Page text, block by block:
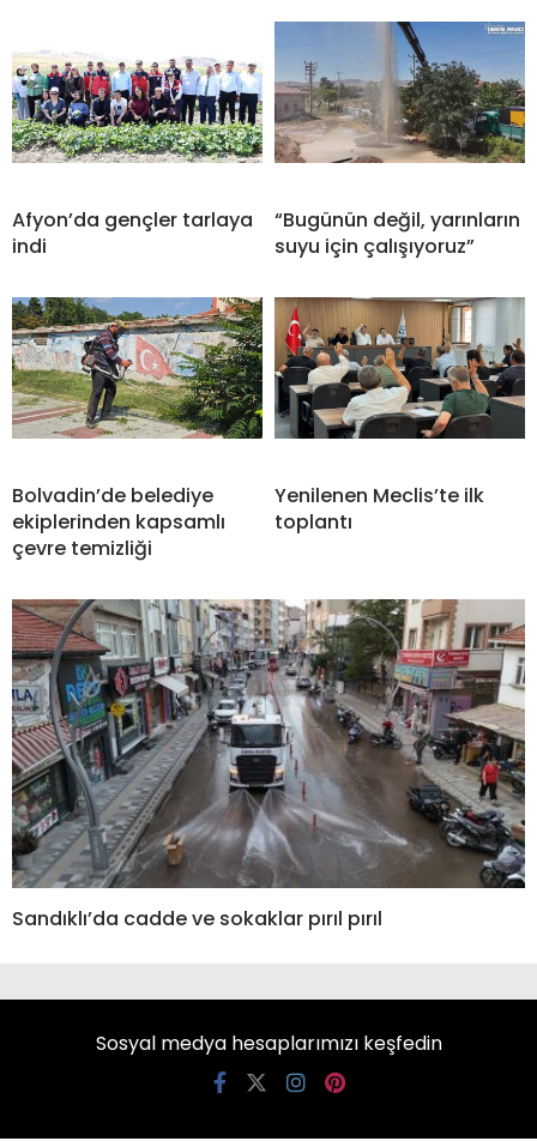
Afyon’da gençler tarlaya
indi
“Bugünün değil, yarınların
suyu için çalışıyoruz”
Bolvadin’de belediye
ekiplerinden kapsamlı
çevre temizliği
Yenilenen Meclis’te ilk
toplantı
Sandıklı’da cadde ve sokaklar pırıl pırıl
Sosyal medya hesaplarımızı keşfedin